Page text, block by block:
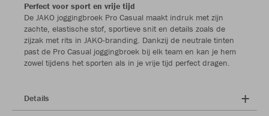
Perfect voor sport en vrije tijd
De JAKO joggingbroek Pro Casual maakt indruk met zijn
zachte, elastische stof, sportieve snit en details zoals de
zijzak met rits in JAKO-branding. Dankzij de neutrale tinten
past de Pro Casual joggingbroek bij elk team en kan je hem
zowel tijdens het sporten als in je vrije tijd perfect dragen.
Details